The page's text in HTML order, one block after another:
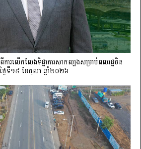
ើកលែងទិដ្ឋាការសាកល្បងសម្រាប់ពលរដ្ឋចិន
ៃទី១៥ ខែតុលា ឆ្នាំ២០២៦